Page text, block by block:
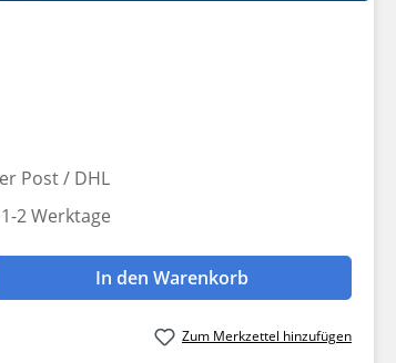
Post / DHL
2 Werktage
Gib den gewünschten Wert
In den Warenkorb
Zum Merkzettel hinzufügen